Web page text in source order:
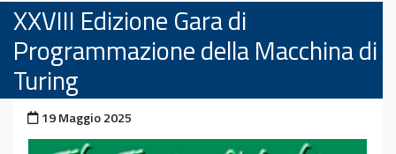
XXVIII Edizione Gara di
Programmazione della Macchina di
Turing
Pubblicato il
19 Maggio 2025